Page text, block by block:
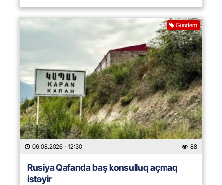
Gündəm
06.08.2026 - 12:30 88
Rusiya Qafanda baş konsulluq açmaq
istəyir